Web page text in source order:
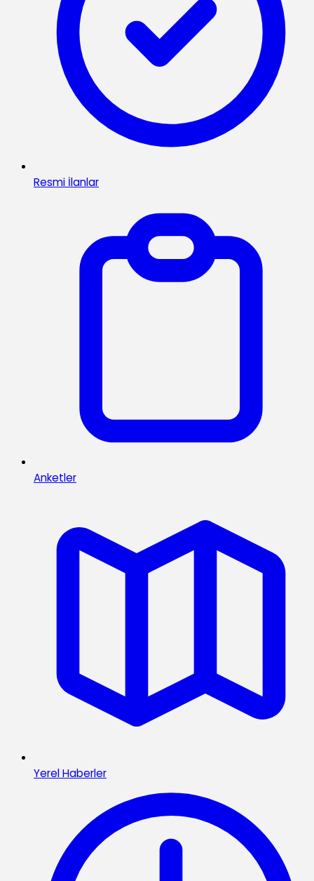
Resmi İlanlar
Anketler
Yerel Haberler